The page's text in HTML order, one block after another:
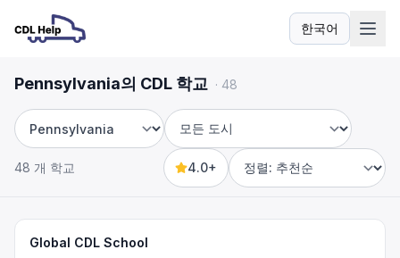
한국어
언어
Pennsylvania의 CDL 학교 · 48
주 도시
48 개 학교 4.0+
Sort by
Global CDL School